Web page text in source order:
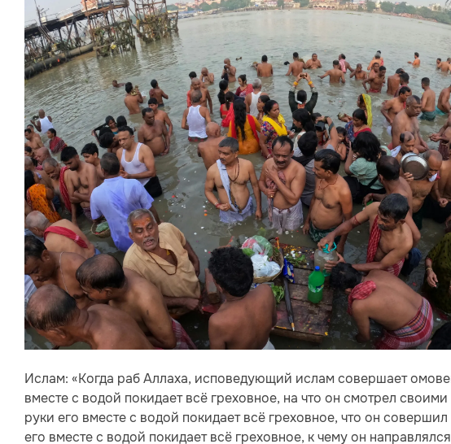
Ислам: «Когда раб Аллаха, исповедующий ислам совершает
вместе с водой покидает всё греховное, на что он смотрел
руки его вместе с водой покидает всё греховное, что он
его вместе с водой покидает всё греховное, к чему он